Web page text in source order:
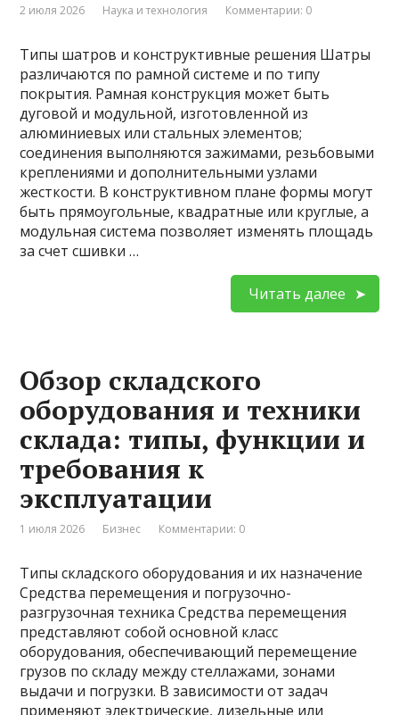
2 июля 2026 Наука и технология Комментарии: 0
Типы шатров и конструктивные решения Шатры
различаются по рамной системе и по типу
покрытия. Рамная конструкция может быть
дуговой и модульной, изготовленной из
алюминиевых или стальных элементов;
соединения выполняются зажимами, резьбовыми
креплениями и дополнительными узлами
жесткости. В конструктивном плане формы могут
быть прямоугольные, квадратные или круглые, а
модульная система позволяет изменять площадь
за счет сшивки …
Читать далее
Обзор складского
оборудования и техники
склада: типы, функции и
требования к
эксплуатации
1 июля 2026 Бизнес Комментарии: 0
Типы складского оборудования и их назначение
Средства перемещения и погрузочно-
разгрузочная техника Средства перемещения
представляют собой основной класс
оборудования, обеспечивающий перемещение
грузов по складу между стеллажами, зонами
выдачи и погрузки. В зависимости от задач
применяют электрические, дизельные или